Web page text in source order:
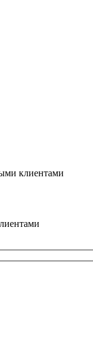
клиентами